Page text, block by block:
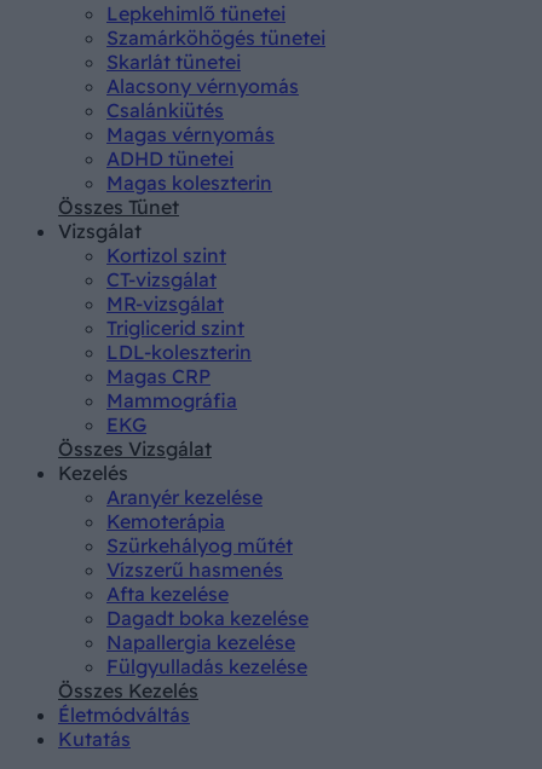
Lepkehimlő tünetei
Szamárköhögés tünetei
Skarlát tünetei
Alacsony vérnyomás
Csalánkiütés
Magas vérnyomás
ADHD tünetei
Magas koleszterin
Összes Tünet
Vizsgálat
Kortizol szint
CT-vizsgálat
MR-vizsgálat
Triglicerid szint
LDL-koleszterin
Magas CRP
Mammográfia
EKG
Összes Vizsgálat
Kezelés
Aranyér kezelése
Kemoterápia
Szürkehályog műtét
Vízszerű hasmenés
Afta kezelése
Dagadt boka kezelése
Napallergia kezelése
Fülgyulladás kezelése
Összes Kezelés
Életmódváltás
Kutatás